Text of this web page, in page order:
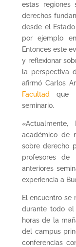
estas regiones
derechos
desde el
por ejemplo
Entonces este
y reflexionar
la perspectiva
afirmó Carlos
Facultad
que
seminario.
académico de
sobre derecho
profesores
anteriores
experiencia a
El encuentro se
durante todo
horas de la
del campus
conferencias